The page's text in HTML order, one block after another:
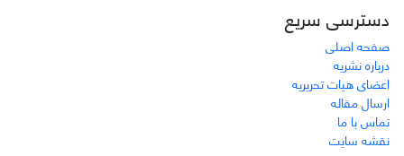
دسترسی سریع
صفحه اصلی
درباره نشریه
اعضای هیات تحریریه
ارسال مقاله
تماس با ما
نقشه سایت